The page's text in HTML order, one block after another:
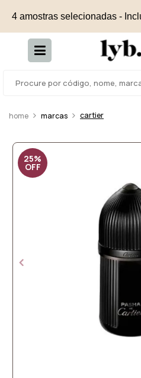
4 amostras selecionadas -
marcas cartier
25%
OFF